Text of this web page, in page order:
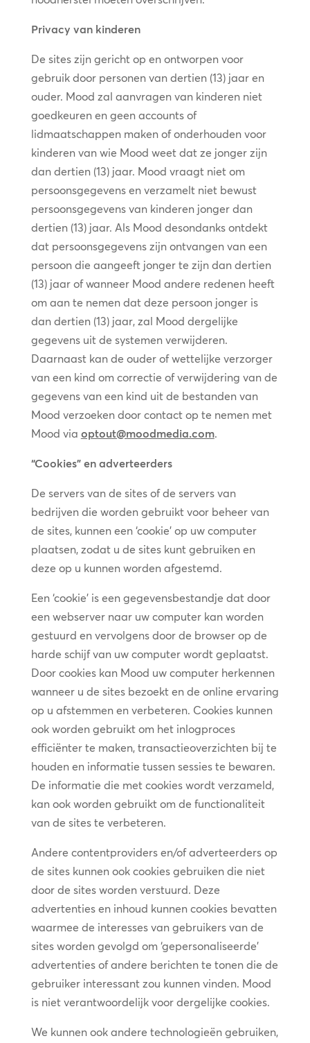
Privacy van kinderen
De sites zijn gericht op en ontworpen voor
gebruik door personen van dertien (13) jaar en
ouder. Mood zal aanvragen van kinderen niet
goedkeuren en geen accounts of
lidmaatschappen maken of onderhouden voor
kinderen van wie Mood weet dat ze jonger zijn
dan dertien (13) jaar. Mood vraagt niet om
persoonsgegevens en verzamelt niet bewust
persoonsgegevens van kinderen jonger dan
dertien (13) jaar. Als Mood desondanks ontdekt
dat persoonsgegevens zijn ontvangen van een
persoon die aangeeft jonger te zijn dan dertien
(13) jaar of wanneer Mood andere redenen heeft
om aan te nemen dat deze persoon jonger is
dan dertien (13) jaar, zal Mood dergelijke
gegevens uit de systemen verwijderen.
Daarnaast kan de ouder of wettelijke verzorger
van een kind om correctie of verwijdering van de
gegevens van een kind uit de bestanden van
Mood verzoeken door contact op te nemen met
Mood via optout@moodmedia.com.
“Cookies” en adverteerders
De servers van de sites of de servers van
bedrijven die worden gebruikt voor beheer van
de sites, kunnen een ‘cookie’ op uw computer
plaatsen, zodat u de sites kunt gebruiken en
deze op u kunnen worden afgestemd.
Een ‘cookie’ is een gegevensbestandje dat door
een webserver naar uw computer kan worden
gestuurd en vervolgens door de browser op de
harde schijf van uw computer wordt geplaatst.
Door cookies kan Mood uw computer herkennen
wanneer u de sites bezoekt en de online ervaring
op u afstemmen en verbeteren. Cookies kunnen
ook worden gebruikt om het inlogproces
efficiënter te maken, transactieoverzichten bij te
houden en informatie tussen sessies te bewaren.
De informatie die met cookies wordt verzameld,
kan ook worden gebruikt om de functionaliteit
van de sites te verbeteren.
Andere contentproviders en/of adverteerders op
de sites kunnen ook cookies gebruiken die niet
door de sites worden verstuurd. Deze
advertenties en inhoud kunnen cookies bevatten
waarmee de interesses van gebruikers van de
sites worden gevolgd om ‘gepersonaliseerde’
advertenties of andere berichten te tonen die de
gebruiker interessant zou kunnen vinden. Mood
is niet verantwoordelijk voor dergelijke cookies.
We kunnen ook andere technologieën gebruiken,